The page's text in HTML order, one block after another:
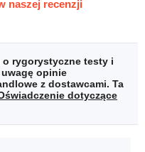
naszej recenzji
rygorystyczne testy i
opinie
z dostawcami. Ta
dotyczące